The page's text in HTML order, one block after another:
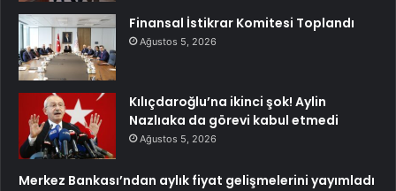
Finansal İstikrar Komitesi Toplandı
Ağustos 5, 2026
Kılıçdaroğlu’na ikinci şok! Aylin
Nazlıaka da görevi kabul etmedi
Ağustos 5, 2026
Merkez Bankası’ndan aylık fiyat gelişmelerini yayımladı